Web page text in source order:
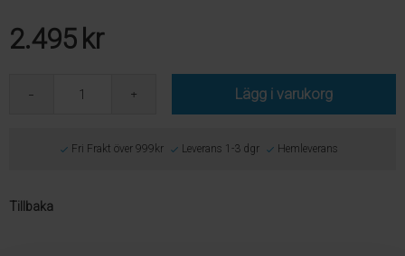
2.495 kr
Lägg i varukorg
Fri Frakt över 999kr Leverans 1-3 dgr Hemleverans
Tillbaka